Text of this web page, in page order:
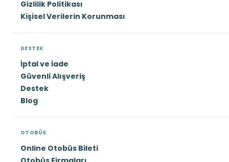
Gizlilik Politikası
Kişisel Verilerin Korunması
DESTEK
İptal ve İade
Güvenli Alışveriş
Destek
Blog
OTOBÜS
Online Otobüs Bileti